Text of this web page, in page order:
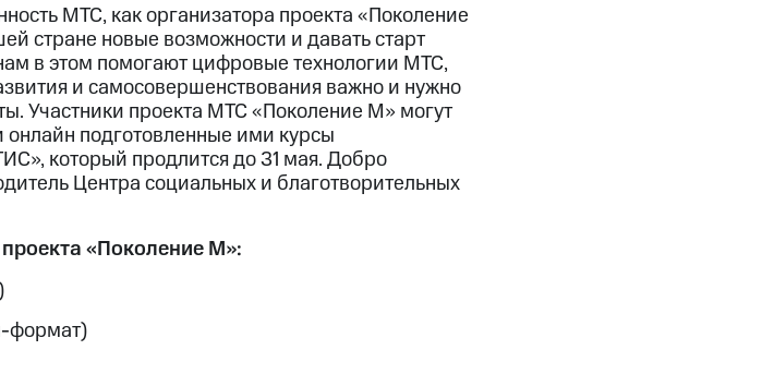
МТС, как организатора проекта «Поколение
стране новые возможности и давать старт
в этом помогают цифровые технологии МТС,
и самосовершенствования важно и нужно
Участники проекта МТС «Поколение М» могут
подготовленные ими курсы
который продлится до 31 мая. Добро
Центра социальных и благотворительных
«Поколение М»:
формат)